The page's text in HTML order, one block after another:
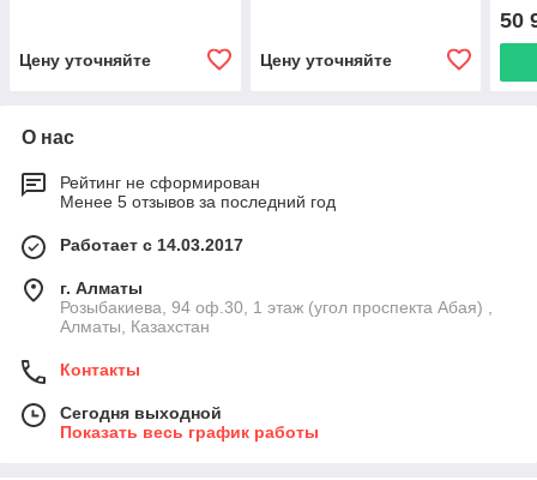
Цену уточняйте Цену уточняйте
50
О нас
Рейтинг не сформирован
Менее 5 отзывов за последний год
Работает с 14.03.2017
г. Алматы
Розыбакиева, 94 оф.30, 1 этаж (угол проспекта Абая) ,
Алматы, Казахстан
Контакты
Сегодня выходной
Показать весь график работы